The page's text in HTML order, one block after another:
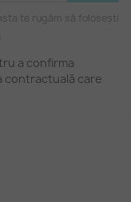
te rugăm să folosești
a confirma
contractuală care